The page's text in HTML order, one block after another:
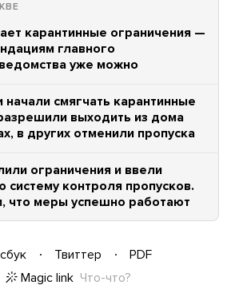
карантинные ограничения —
главного
уже можно
начали смягчать карантинные
выходить из дома
в других отменили пропуска
ограничения и ввели
систему контроля пропусков.
что меры успешно работают
Твиттер
PDF
Magic link Что-что?